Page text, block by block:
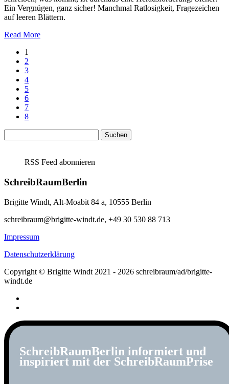
Ein Vergnügen, ganz sicher! Manchmal Ratlosigkeit, Fragezeichen
auf leeren Blättern.
Read More
1
2
3
4
5
6
7
8
nach:
RSS Feed abonnieren
SchreibRaumBerlin
Brigitte Windt, Alt-Moabit 84 a, 10555 Berlin
schreibraum@brigitte-windt.de, +49 30 530 88 713
Impressum
Datenschutzerklärung
Copyright © Brigitte Windt 2021 - 2026 schreibraum/ad/brigitte-
windt.de
SchreibRaumBerlin informiert und
inspiriert mit der SchreibRaumPrise